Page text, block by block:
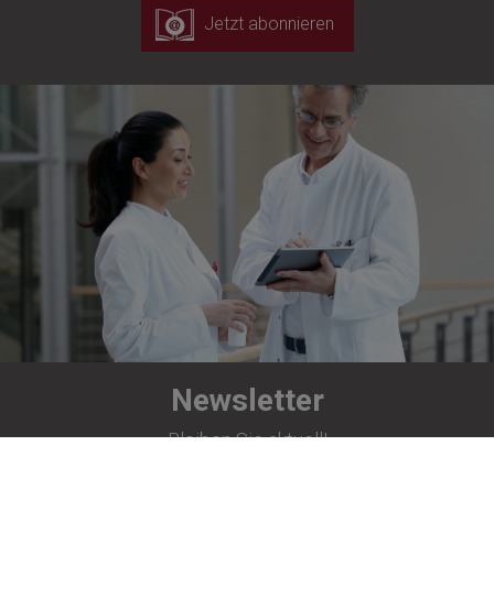
Jetzt abonnieren
Newsletter
Bleiben Sie aktuell!